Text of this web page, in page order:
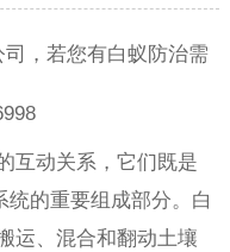
，若您有白蚁防治需
互动关系，它们既是
统的重要组成部分。白
运、混合和翻动土壤